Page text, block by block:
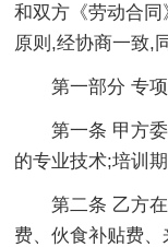
和双方《劳动合
原则,经协商一致,
第一部分 专项
第一条 甲方
的专业技术;培训
第二条 乙方
费、伙食补贴费